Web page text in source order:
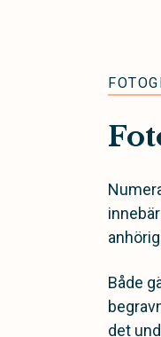
Både
det